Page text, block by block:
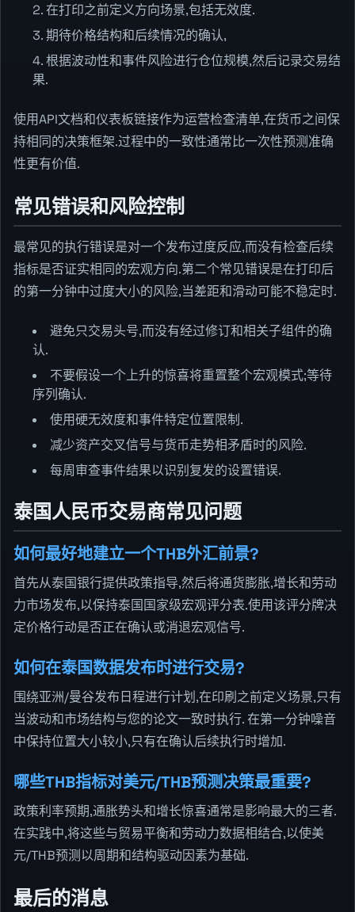
在打印之前定义方向场景,包括无效度.
期待价格结构和后续情况的确认,
根据波动性和事件风险进行仓位规模,然后记录交易结
果.
使用API文档和仪表板链接作为运营检查清单,在货币之间保
持相同的决策框架.过程中的一致性通常比一次性预测准确
性更有价值.
常见错误和风险控制
最常见的执行错误是对一个发布过度反应,而没有检查后续
指标是否证实相同的宏观方向.第二个常见错误是在打印后
的第一分钟中过度大小的风险,当差距和滑动可能不稳定时.
避免只交易头号,而没有经过修订和相关子组件的确
认.
不要假设一个上升的惊喜将重置整个宏观模式;等待
序列确认.
使用硬无效度和事件特定位置限制.
减少资产交叉信号与货币走势相矛盾时的风险.
每周审查事件结果以识别复发的设置错误.
泰国人民币交易商常见问题
如何最好地建立一个THB外汇前景?
首先从泰国银行提供政策指导,然后将通货膨胀,增长和劳动
力市场发布,以保持泰国国家级宏观评分表.使用该评分牌决
定价格行动是否正在确认或消退宏观信号.
如何在泰国数据发布时进行交易?
围绕亚洲/曼谷发布日程进行计划,在印刷之前定义场景,只有
当波动和市场结构与您的论文一致时执行. 在第一分钟噪音
中保持位置大小较小,只有在确认后续执行时增加.
哪些THB指标对美元/THB预测决策最重要?
政策利率预期,通胀势头和增长惊喜通常是影响最大的三者.
在实践中,将这些与贸易平衡和劳动力数据相结合,以使美
元/THB预测以周期和结构驱动因素为基础.
最后的消息